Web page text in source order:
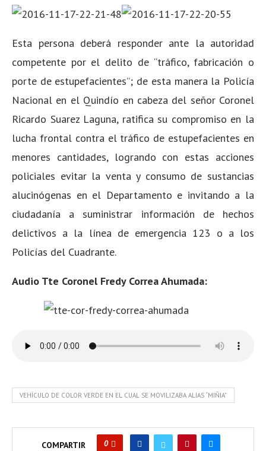
Esta persona deberá responder ante la autoridad
competente por el delito de “tráfico, fabricación o
porte de estupefacientes”; de esta manera la Policía
Nacional en el Quindío en cabeza del señor Coronel
Ricardo Suarez Laguna, ratifica su compromiso en la
lucha frontal contra el tráfico de estupefacientes en
menores cantidades, logrando con estas acciones
policiales evitar la venta y consumo de sustancias
alucinógenas en el Departamento e invitando a la
ciudadanía a suministrar información de hechos
delictivos a la línea de emergencia 123 o a los
Policías del Cuadrante.
Audio Tte Coronel Fredy Correa Ahumada:
VEHÍCULO DE COLOR VERDE EN EL CUAL SE MOVILIZABA ALIAS “MIÑIA”
COMPARTIR 0